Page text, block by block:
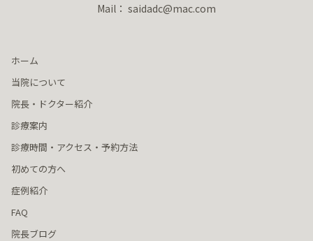
Mail： saidadc@mac.com
ホーム
当院について
院長・ドクター紹介
診療案内
診療時間・アクセス・予約方法
初めての方へ
症例紹介
FAQ
院長ブログ